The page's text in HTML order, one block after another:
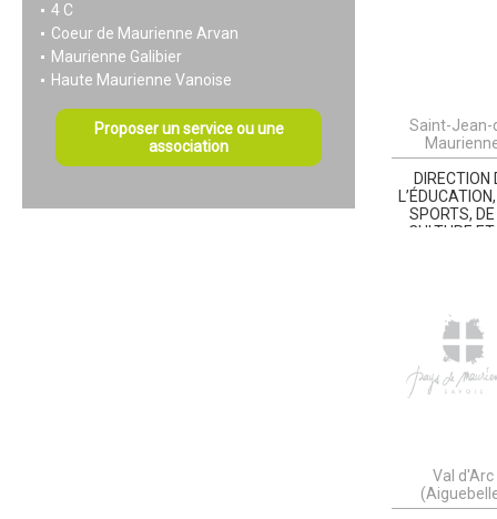
4 C
Coeur de Maurienne Arvan
Maurienne Galibier
Haute Maurienne Vanoise
Proposer un service ou une
association
Saint-Jean-
DIRECTION
SPORTS,
CULTURE
Val d'Arc